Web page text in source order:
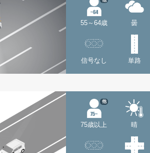
55～64歳 曇
信号なし 単路
75歳以上
他
晴